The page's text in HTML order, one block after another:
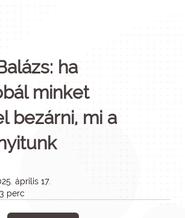
ha
minket
bezárni, mi a
április 17.
perc